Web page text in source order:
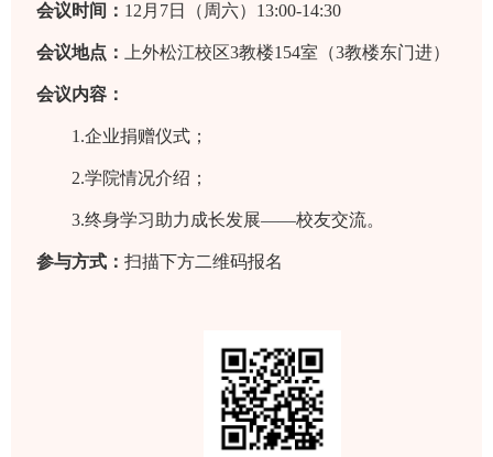
会议时间： 12月7日（周六）13:00-14:30
会议地点： 上外松江校区3教楼154室 （3教楼东门进）
会议内容：
1.企业捐赠仪式；
2.学院情况介绍；
3.终身学习助力成长发展——校友交流。
参与方式： 扫描下方二维码报名